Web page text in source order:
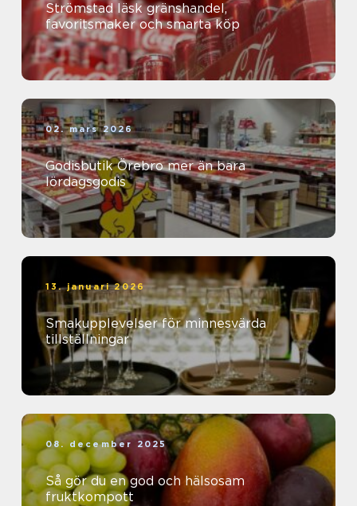
Strömstad läsk gränshandel,
favoritsmaker och smarta köp
02. mars 2026
Godisbutik Örebro mer än bara
lördagsgodis
13. januari 2026
Smakupplevelser för minnesvärda
tillställningar
08. december 2025
Så gör du en god och hälsosam
fruktkompott